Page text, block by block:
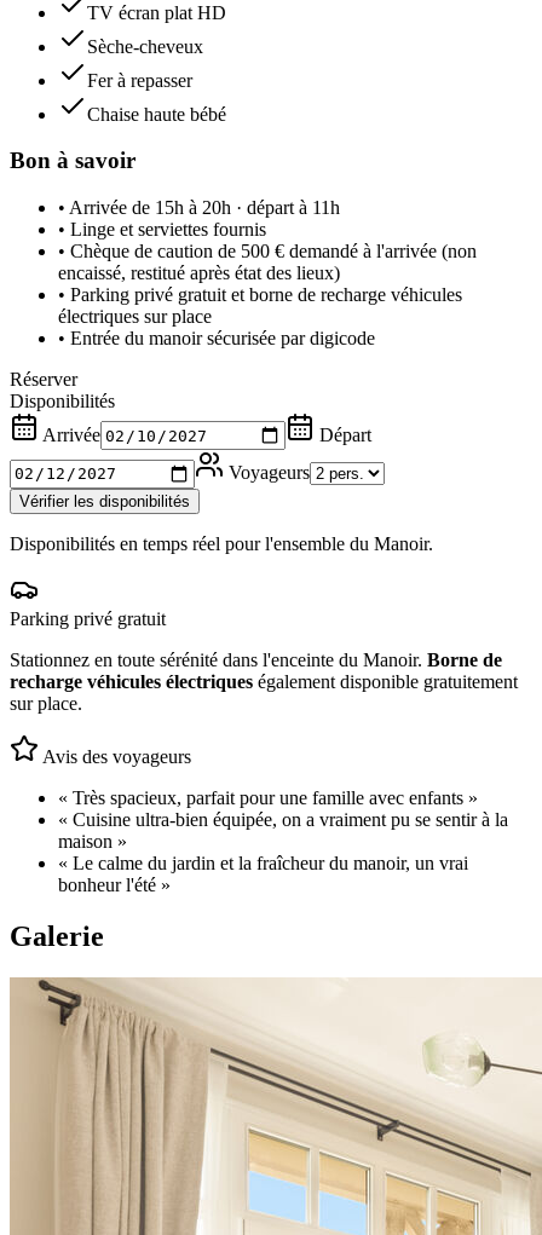
TV écran plat HD
Sèche-cheveux
Fer à repasser
Chaise haute bébé
Bon à savoir
• Arrivée de 15h à 20h · départ à 11h
• Linge et serviettes fournis
• Chèque de caution de 500 € demandé à l'arrivée (non
encaissé, restitué après état des lieux)
• Parking privé gratuit et borne de recharge véhicules
électriques sur place
• Entrée du manoir sécurisée par digicode
Réserver
Disponibilités
Arrivée
Départ
Voyageurs
Vérifier les disponibilités
Disponibilités en temps réel pour l'ensemble du Manoir.
Parking privé gratuit
Stationnez en toute sérénité dans l'enceinte du Manoir. Borne de
recharge véhicules électriques également disponible gratuitement
sur place.
Avis des voyageurs
« Très spacieux, parfait pour une famille avec enfants »
« Cuisine ultra-bien équipée, on a vraiment pu se sentir à la
maison »
« Le calme du jardin et la fraîcheur du manoir, un vrai
bonheur l'été »
Galerie